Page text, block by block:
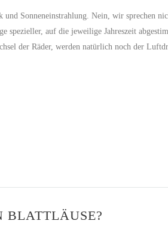
Sonneneinstrahlung. Nein, wir sprechen
spezieller, auf die jeweilige Jahreszeit
der Räder, werden natürlich noch der
BLATTLÄUSE?